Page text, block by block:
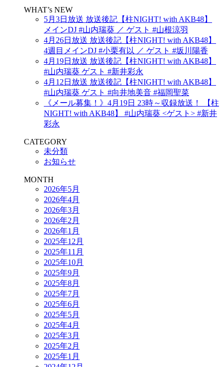
WHAT’s NEW
5月3日放送 放送後記【柱NIGHT! with AKB48】
メインDJ #山内瑞葵 ／ ゲスト #山根涼羽
4月26日放送 放送後記【柱NIGHT! with AKB48】
4週目メインDJ #小栗有以 ／ ゲスト #坂川陽香
4月19日放送 放送後記【柱NIGHT! with AKB48】
#山内瑞葵 ゲスト #新井彩永
4月12日放送 放送後記【柱NIGHT! with AKB48】
#山内瑞葵 ゲスト #向井地美音 #福岡聖菜
《メール募集！》4月19日 23時～収録放送！ 【柱
NIGHT! with AKB48】 #山内瑞葵 <ゲスト> #新井
彩永
CATEGORY
未分類
お知らせ
MONTH
2026年5月
2026年4月
2026年3月
2026年2月
2026年1月
2025年12月
2025年11月
2025年10月
2025年9月
2025年8月
2025年7月
2025年6月
2025年5月
2025年4月
2025年3月
2025年2月
2025年1月